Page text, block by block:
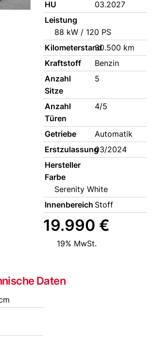
HU
03.2027
Leistung
88 kW / 120 PS
Kilometerstand30.500 km
Kraftstoff
Benzin
Anzahl
Sitze
5
Anzahl
Türen
4/5
Getriebe
Automatik
Erstzulassung03/2024
Hersteller
Farbe
Serenity White
Innenbereich Stoff
19.990 €
19% MwSt.
Daten